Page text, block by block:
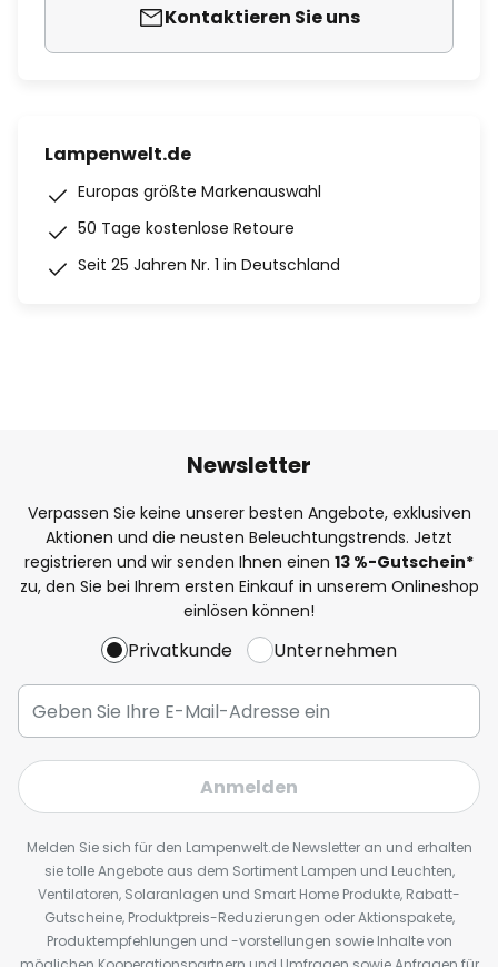
Kontaktieren Sie uns
Lampenwelt.de
Europas größte Markenauswahl
50 Tage kostenlose Retoure
Seit 25 Jahren Nr. 1 in Deutschland
Newsletter
Verpassen Sie keine unserer besten Angebote, exklusiven
Aktionen und die neusten Beleuchtungstrends. Jetzt
registrieren und wir senden Ihnen einen 13 %-Gutschein*
zu, den Sie bei Ihrem ersten Einkauf in unserem Onlineshop
einlösen können!
Privatkunde Unternehmen
Anmelden
Melden Sie sich für den Lampenwelt.de Newsletter an und erhalten
sie tolle Angebote aus dem Sortiment Lampen und Leuchten,
Ventilatoren, Solaranlagen und Smart Home Produkte, Rabatt-
Gutscheine, Produktpreis-Reduzierungen oder Aktionspakete,
Produktempfehlungen und -vorstellungen sowie Inhalte von